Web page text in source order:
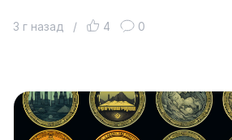
3 г назад / 4 0